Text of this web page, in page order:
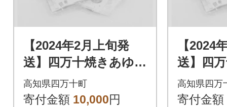
【2024年2月上旬発
送】四万十焼きあゆだ
し醤油・ゆずポン酢4
本 Ess-05
高知県四万十町
寄付金額 10,000円
【2024
送】四
し醤油
本 Ess-
高知県四万
寄付金額